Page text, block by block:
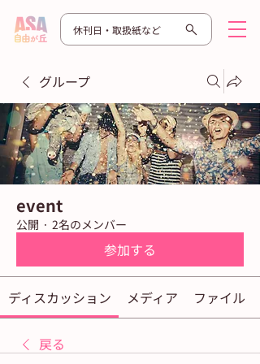
休刊日・取扱紙など
グループ
event
公開 · 2名のメンバー
参加する
ディスカッション メディア ファイル
戻る